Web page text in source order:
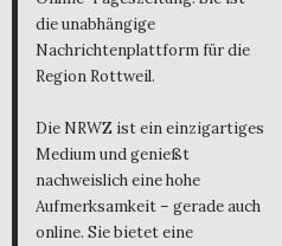
die unabhängige
Nachrichtenplattform für die
Region Rottweil.
Die NRWZ ist ein einzigartiges
Medium und genießt
nachweislich eine hohe
Aufmerksamkeit – gerade auch
online. Sie bietet eine